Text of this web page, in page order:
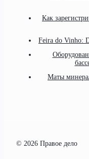
Как
Feira do Vinho:
Маты
© 2026 Правое дело